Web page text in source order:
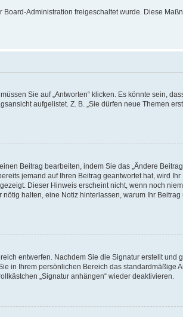
Administration freigeschaltet wurde. Diese
Sie auf „Antworten“ klicken. Es könnte sein,
aufgelistet. Z. B. „Sie dürfen neue Themen
Beitrag bearbeiten, indem Sie das „Ändere
jemand auf Ihren Beitrag geantwortet hat, wird Ihr
Dieser Hinweis erscheint nicht, wenn noch
halten, eine Notiz hinterlassen, warum Ihr
entwerfen. Nachdem Sie die Signatur erstellt und
in Ihrem persönlichen Bereich das standardmäßige
„Signatur anhängen“ wieder deaktivieren.